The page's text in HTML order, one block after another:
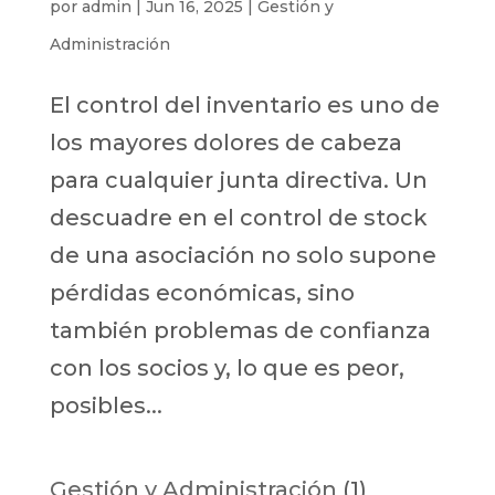
por admin Jun 16, 2025
Gestión y
Administración
El control del inventario es uno de
los mayores dolores de cabeza
para cualquier junta directiva. Un
descuadre en el control de stock
de una asociación no solo supone
pérdidas económicas, sino
también problemas de confianza
con los socios y, lo que es peor,
posibles...
Gestión y Administración (1)